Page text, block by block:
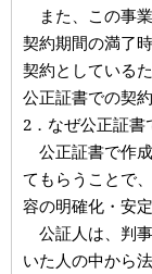
また、この事
契約期間の満了
契約としている
公正証書での契
2．なぜ公正証
公正証書で作
てもらうことで
容の明確化・安
公証人は、判
いた人の中から